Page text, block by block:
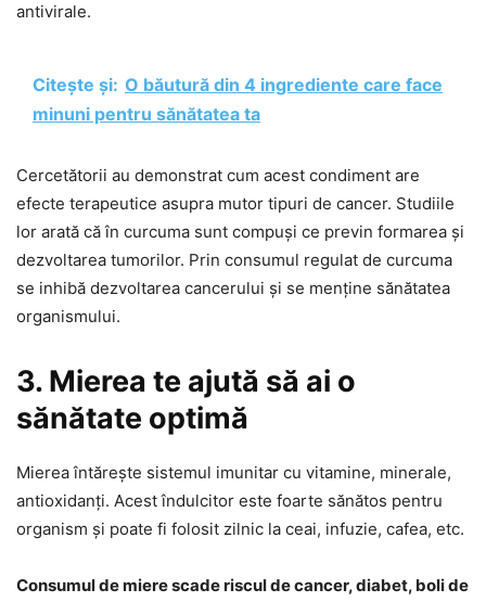
antivirale.
Citește și: O băutură din 4 ingrediente care face
minuni pentru sănătatea ta
Cercetătorii au demonstrat cum acest condiment are
efecte terapeutice asupra mutor tipuri de cancer. Studiile
lor arată că în curcuma sunt compuși ce previn formarea și
dezvoltarea tumorilor. Prin consumul regulat de curcuma
se inhibă dezvoltarea cancerului și se menține sănătatea
organismului.
3. Mierea te ajută să ai o
sănătate optimă
Mierea întărește sistemul imunitar cu vitamine, minerale,
antioxidanți. Acest îndulcitor este foarte sănătos pentru
organism și poate fi folosit zilnic la ceai, infuzie, cafea, etc.
Consumul de miere scade riscul de cancer, diabet, boli de